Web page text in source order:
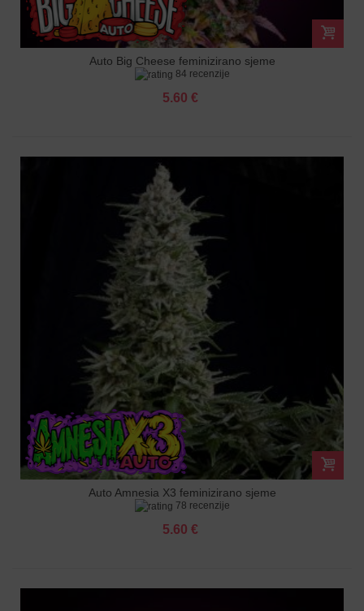
Auto Big Cheese feminizirano sjeme
84 recenzije
5.60 €
Auto Amnesia X3 feminizirano sjeme
78 recenzije
5.60 €